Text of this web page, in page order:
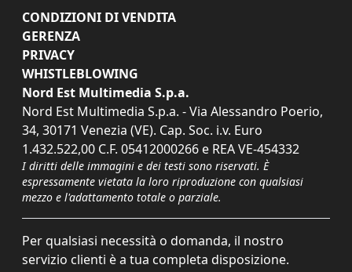
CONDIZIONI DI VENDITA
GERENZA
PRIVACY
WHISTLEBLOWING
Nord Est Multimedia S.p.a.
Nord Est Multimedia S.p.a. - Via Alessandro Poerio,
34, 30171 Venezia (VE). Cap. Soc. i.v. Euro
1.432.522,00 C.F. 05412000266 e REA VE-454332
I diritti delle immagini e dei testi sono riservati. È
espressamente vietata la loro riproduzione con qualsiasi
mezzo e l'adattamento totale o parziale.
Per qualsiasi necessità o domanda, il nostro
servizio clienti è a tua completa disposizione.